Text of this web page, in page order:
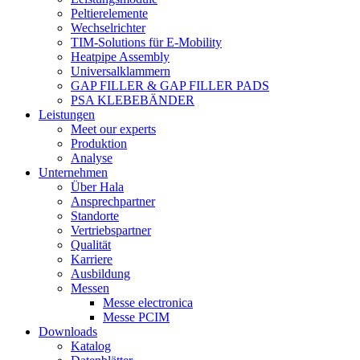
Peltierelemente
Wechselrichter
TIM-Solutions für E-Mobility
Heatpipe Assembly
Universalklammern
GAP FILLER & GAP FILLER PADS
PSA KLEBEBÄNDER
Leistungen
Meet our experts
Produktion
Analyse
Unternehmen
Über Hala
Ansprechpartner
Standorte
Vertriebspartner
Qualität
Karriere
Ausbildung
Messen
Messe electronica
Messe PCIM
Downloads
Katalog